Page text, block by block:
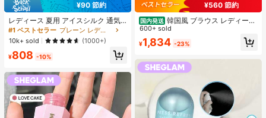
¥90 節約
レディース 夏用 アイスシルク 通気
性 ランニングパンツ、速乾 軽量 ス
ポーツパンツ ジッパーポケット & ウ
エストバンド付き フィットネス & ジ
ョギング用 ブラック、アスレジャー
#1 ベストセラー
プレーン レディースパンツ
10k+ sold
(1000+)
¥808 -10%
¥560 節約
国内発送 韓国風 ブラウス レディース
夏 ドット柄 フェイクレイヤード 半
袖 パフスリーブ レース切替 リボン
デザイン 細見え フェミニン デート
600+ sold
¥1,834 -23%